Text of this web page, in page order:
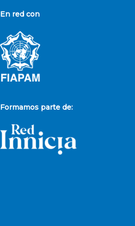
En red con
Formamos parte de: